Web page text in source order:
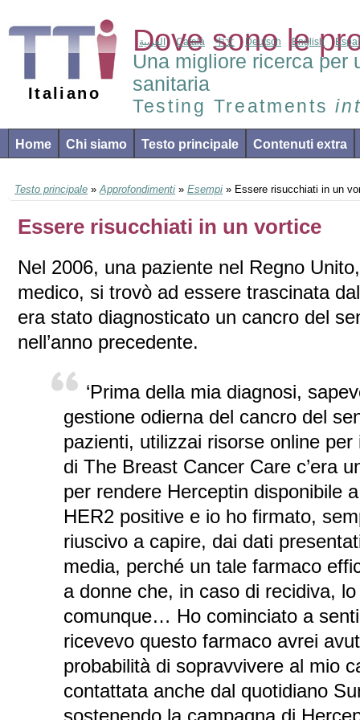
Italiano
Dove sono le
Una migliore ricerca per
sanitaria
Testing Treatments
العربية Català 中文 Deutsch English
Home Chi siamo Testo principale Contenuti extra
Testo principale »Approfondimenti » Esempi » Essere risucchiati in un
Essere risucchiati in un vortice
Nel 2006, una paziente nel Regno
medico, si trovò ad essere trascinata
era stato diagnosticato un cancro del
nell’anno precedente.
‘Prima della mia diagnosi,
gestione odierna del cancro del
pazienti, utilizzai risorse online
di The Breast Cancer Care c’era
per rendere Herceptin disponibile
HER2 positive e io ho firmato,
riuscivo a capire, dai dati
media, perché un tale farmaco
a donne che, in caso di recidiva,
comunque… Ho cominciato a
ricevevo questo farmaco avrei
probabilità di sopravvivere al mio
contattata anche dal quotidiano
sostenendo la campagna di